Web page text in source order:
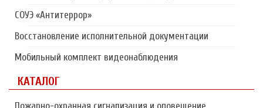
СОУЭ «Антитеррор»
Восстановление исполнительной документации
Мобильный комплект видеонаблюдения
КАТАЛОГ